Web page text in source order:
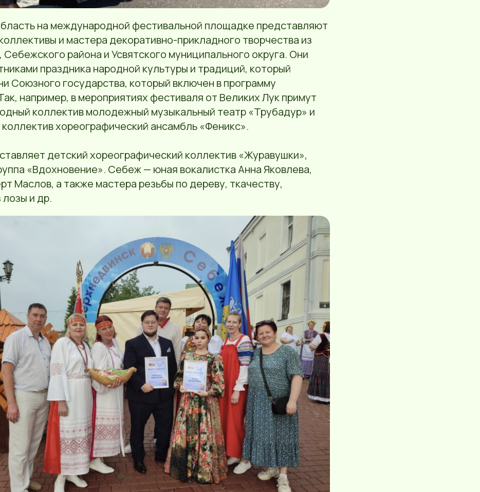
на международной фестивальной площадке представляют
и мастера декоративно-прикладного творчества из
Себежского района и Усвятского муниципального округа. Они
праздника народной культуры и традиций, который
Союзного государства, который включен в программу
например, в мероприятиях фестиваля от Великих Лук примут
коллектив молодежный музыкальный театр «Трубадур» и
хореографический ансамбль «Феникс».
детский хореографический коллектив «Журавушки»,
«Вдохновение». Себеж — юная вокалистка Анна Яковлева,
Маслов, а также мастера резьбы по дереву, ткачеству,
и др.